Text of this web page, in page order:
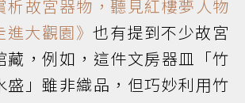
析故宮器物，聽見紅樓夢人物
大觀園》也有提到不少故宮
藏，例如，這件文房器皿「竹
盛」雖非織品，但巧妙利用竹